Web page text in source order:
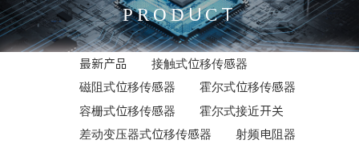
PRODUCT
最新产品
接触式位移传感器
磁阻式位移传感器
霍尔式位移传感器
容栅式位移传感器
霍尔式接近开关
差动变压器式位移传感器
射频电阻器